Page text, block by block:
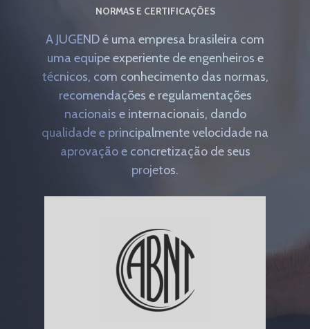
NORMAS E CERTIFICAÇÕES
A JUGEND é uma empresa brasileira com
uma equipe experiente de engenheiros e
técnicos, com conhecimento das normas,
recomendações e regulamentações
nacionais e internacionais, dando
qualidade e principalmente velocidade na
aprovação e concretização de seus
projetos.